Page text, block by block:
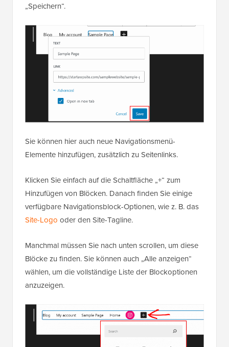
„Speichern“.
Sie können hier auch neue Navigationsmenü-
Elemente hinzufügen, zusätzlich zu Seitenlinks.
Klicken Sie einfach auf die Schaltfläche „+“ zum
Hinzufügen von Blöcken. Danach finden Sie einige
verfügbare Navigationsblock-Optionen, wie z. B. das
Site-Logo oder den Site-Tagline.
Manchmal müssen Sie nach unten scrollen, um diese
Blöcke zu finden. Sie können auch „Alle anzeigen“
wählen, um die vollständige Liste der Blockoptionen
anzuzeigen.